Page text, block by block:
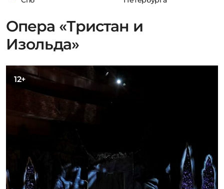
Опера «Тристан и
Изольда»
12+